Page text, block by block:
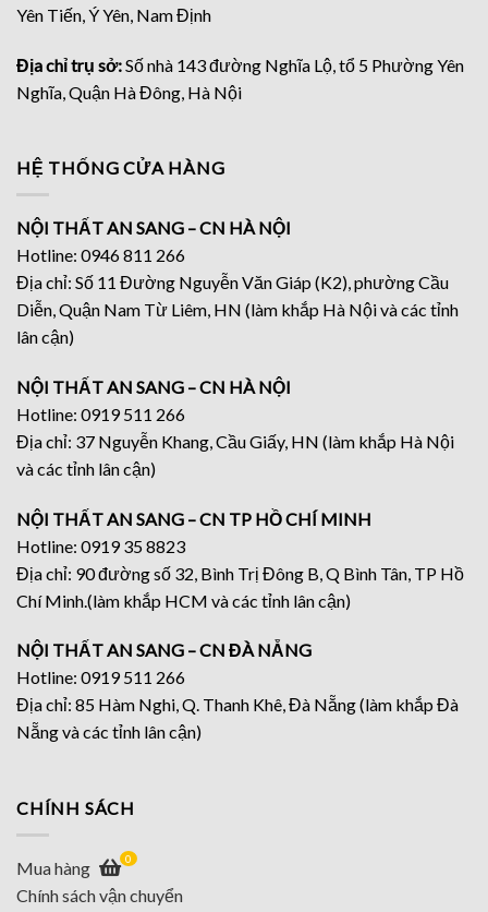
Yên Tiến, Ý Yên, Nam Định
Địa chỉ trụ sở:Số nhà 143 đường Nghĩa Lộ, tổ 5 Phường Yên
Nghĩa, Quận Hà Đông, Hà Nội
HỆ THỐNG CỬA HÀNG
NỘI THẤT AN SANG – CN HÀ NỘI
Hotline: 0946 811 266
Địa chỉ: Số 11 Đường Nguyễn Văn Giáp (K2), phường Cầu
Diễn, Quận Nam Từ Liêm, HN (làm khắp Hà Nội và các tỉnh
lân cận)
NỘI THẤT AN SANG – CN HÀ NỘI
Hotline: 0919 511 266
Địa chỉ: 37 Nguyễn Khang, Cầu Giấy, HN (làm khắp Hà Nội
và các tỉnh lân cận)
NỘI THẤT AN SANG – CN TP HỒ CHÍ MINH
Hotline: 0919 35 8823
Địa chỉ: 90 đường số 32, Bình Trị Đông B, Q Bình Tân, TP Hồ
Chí Minh.(làm khắp HCM và các tỉnh lân cận)
NỘI THẤT AN SANG – CN ĐÀ NẴNG
Hotline: 0919 511 266
Địa chỉ: 85 Hàm Nghi, Q. Thanh Khê, Đà Nẵng (làm khắp Đà
Nẵng và các tỉnh lân cận)
CHÍNH SÁCH
Mua hàng 0
Chính sách vận chuyển